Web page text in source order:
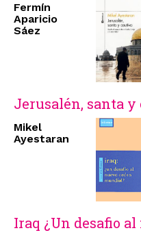
Fermín
Aparicio
Sáez
Jerusalén, santa
Mikel
Ayestaran
Iraq ¿Un desafio